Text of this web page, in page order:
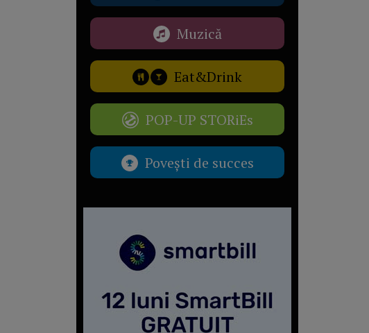
Muzică
Eat&Drink
POP-UP STORiEs
Povești de succes